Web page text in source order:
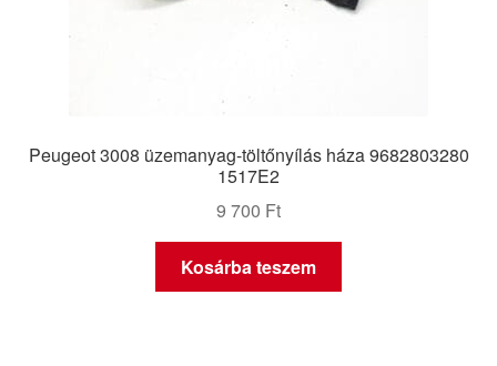
Peugeot 3008 üzemanyag-töltőnyílás háza 9682803280
1517E2
9 700 Ft
Kosárba teszem